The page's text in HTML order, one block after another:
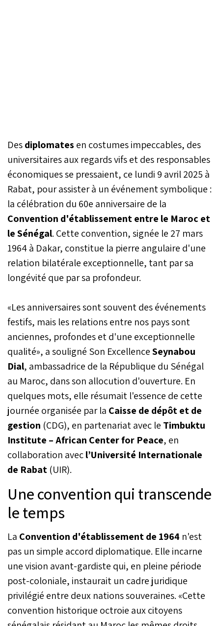
Desdiplomates en costumes impeccables, des
universitaires aux regards vifs et des responsables
économiques se pressaient, ce lundi 9 avril 2025 à
Rabat, pour assister à un événement symbolique :
la célébration du 60e anniversaire de la
Convention d'établissement entre le Maroc et
le Sénégal. Cette convention, signée le 27 mars
1964 à Dakar, constitue la pierre angulaire d'une
relation bilatérale exceptionnelle, tant par sa
longévité que par sa profondeur.
«Les anniversaires sont souvent des événements
festifs, mais les relations entre nos pays sont
anciennes, profondes et d'une exceptionnelle
qualité», a souligné Son ExcellenceSeynabou
Dial, ambassadrice de la République du Sénégal
au Maroc, dans son allocution d'ouverture. En
quelques mots, elle résumait l'essence de cette
journée organisée par la Caisse de dépôt et de
gestion (CDG), en partenariat avec le Timbuktu
Institute – African Center for Peace, en
collaboration avecl’Université Internationale
de Rabat (UIR).
Une convention qui transcende
le temps
La Convention d'établissement de 1964 n'est
pas un simple accord diplomatique. Elle incarne
une vision avant-gardiste qui, en pleine période
post-coloniale, instaurait un cadre juridique
privilégié entre deux nations souveraines. «Cette
convention historique octroie aux citoyens